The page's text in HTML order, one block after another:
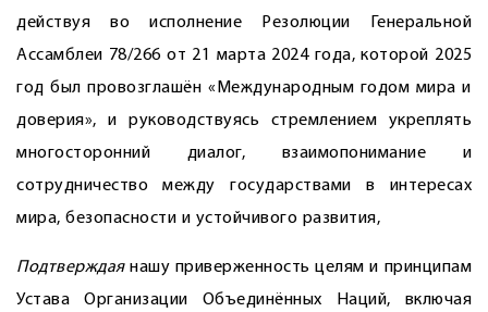
действуя во исполнение Резолюции Генеральной
Ассамблеи 78/266 от 21 марта 2024 года, которой 2025
год был провозглашён «Международным годом мира и
доверия», и руководствуясь стремлением укреплять
многосторонний диалог, взаимопонимание и
сотрудничество между государствами в интересах
мира, безопасности и устойчивого развития,
Подтверждаянашу приверженность целям и принципам
Устава Организации Объединённых Наций, включая